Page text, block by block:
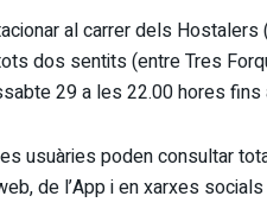
al carrer dels
dos sentits (entre Tres
29 a les 22.00 hores
usuàries poden consultar
de l’App i en xarxes